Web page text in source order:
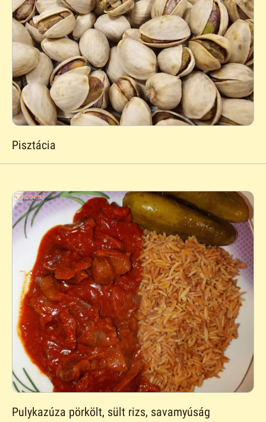
Pisztácia
Pulykazúza pörkölt, sült rizs, savamyúság